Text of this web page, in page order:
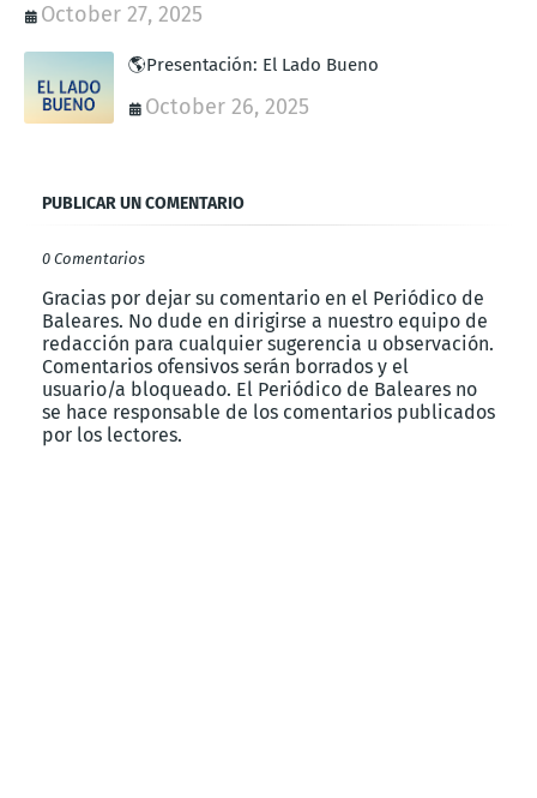
October 27, 2025
🌎Presentación: El Lado Bueno
October 26, 2025
PUBLICAR UN COMENTARIO
0 Comentarios
Gracias por dejar su comentario en el Periódico de
Baleares. No dude en dirigirse a nuestro equipo de
redacción para cualquier sugerencia u observación.
Comentarios ofensivos serán borrados y el
usuario/a bloqueado. El Periódico de Baleares no
se hace responsable de los comentarios publicados
por los lectores.